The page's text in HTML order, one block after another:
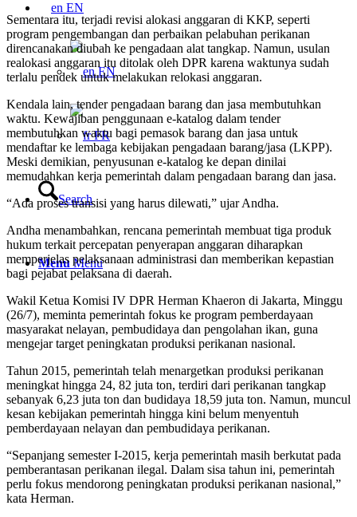
EN
EN
FR
Search
Menu Menu
Sementara itu, terjadi revisi alokasi anggaran di KKP, seperti
program pengembangan dan perbaikan pelabuhan perikanan
direncanakan diubah ke pengadaan alat tangkap. Namun, usulan
realokasi anggaran itu ditolak oleh DPR karena waktunya sudah
terlalu pendek untuk melakukan relokasi anggaran.
Kendala lain, tender pengadaan barang dan jasa membutuhkan
waktu. Kewajiban penggunaan e-katalog dalam tender
membutuhkan waktu bagi pemasok barang dan jasa untuk
mendaftar ke lembaga kebijakan pengadaan barang/jasa (LKPP).
Meski demikian, penyusunan e-katalog ke depan dinilai
memudahkan kerja pemerintah dalam pengadaan barang dan jasa.
“Ada proses transisi yang harus dilewati,” ujar Andha.
Andha menambahkan, rencana pemerintah membuat tiga produk
hukum terkait percepatan penyerapan anggaran diharapkan
memperjelas pelaksanaan administrasi dan memberikan kepastian
bagi pejabat pelaksana di daerah.
Wakil Ketua Komisi IV DPR Herman Khaeron di Jakarta, Minggu
(26/7), meminta pemerintah fokus ke program pemberdayaan
masyarakat nelayan, pembudidaya dan pengolahan ikan, guna
mengejar target peningkatan produksi perikanan nasional.
Tahun 2015, pemerintah telah menargetkan produksi perikanan
meningkat hingga 24, 82 juta ton, terdiri dari perikanan tangkap
sebanyak 6,23 juta ton dan budidaya 18,59 juta ton. Namun, muncul
kesan kebijakan pemerintah hingga kini belum menyentuh
pemberdayaan nelayan dan pembudidaya perikanan.
“Sepanjang semester I-2015, kerja pemerintah masih berkutat pada
pemberantasan perikanan ilegal. Dalam sisa tahun ini, pemerintah
perlu fokus mendorong peningkatan produksi perikanan nasional,”
kata Herman.